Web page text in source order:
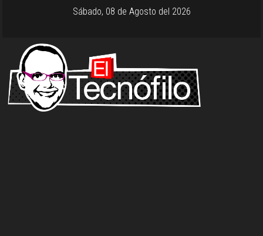
Sábado, 08 de Agosto del 2026